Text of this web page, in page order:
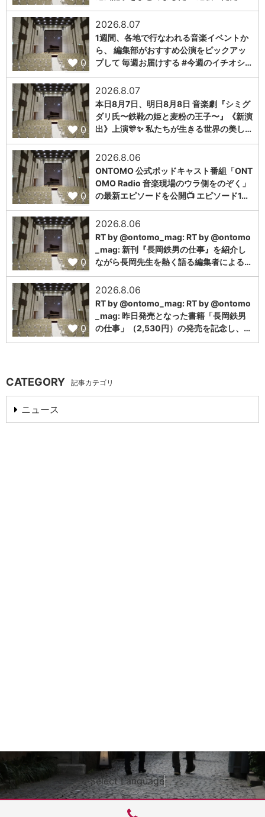
0
2026.8.07
1週間、各地で行なわれる音楽イベントか
ら、 編集部がおすすめ公演をピックアッ
プして 毎週お届けする #今週のイチオシ…
0
2026.8.07
本日8月7日、明日8月8日 音楽劇『シミグ
ダリ氏〜鉄靴の姫と麦粉の王子〜』《新演
出》上演🎊✨ 私たちが生きる世界の美し…
0
2026.8.06
ONTOMO 公式ポッドキャスト番組「ONT
OMO Radio 音楽現場のウラ側をのぞく」
の最新エピソードを公開📺 エピソード1…
0
2026.8.06
RT by @ontomo_mag: RT by @ontomo
_mag: 新刊『長岡鉄男の仕事』を紹介し
ながら長岡先生を熱く語る編集者による…
0
2026.8.06
RT by @ontomo_mag: RT by @ontomo
_mag: 昨日発売となった書籍「長岡鉄男
の仕事」（2,530円）の発売を記念し、…
CATEGORY 記事カテゴリ
ニュース
Select Language▼